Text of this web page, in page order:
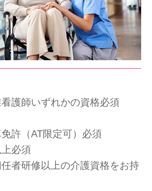
利用者の声
WEB勤怠
支店連絡先一覧
個人情報保護方針 利用規約
採用担当者様へ サイトマップ
護師いずれかの資格必須
許（AT限定可）必須
必須
者研修以上の介護資格をお持